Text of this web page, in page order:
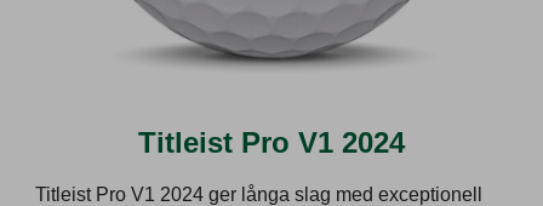
Titleist Pro V1 2024
Titleist Pro V1 2024 ger långa slag med exceptionell